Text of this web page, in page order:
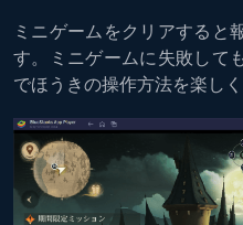
ミニゲームをクリアすると
す。ミニゲームに失敗して
でほうきの操作方法を楽し